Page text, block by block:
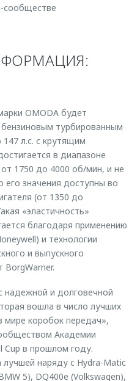
сообществе
OMODA будет
турбированным
л.с. с крутящим
в диапазоне
1750 до 4000 об/мин, и не
его значения доступны во
(от 1350 до
«эластичность»
благодаря применению
и технологии
и выпускного
BorgWarner.
надежной и долговечной
вошла в число лучших
мире коробок передач»,
Академии
Cup в прошлом году.
лучшей наряду с Hydra-Matic
5), DQ400e (Volkswagen),